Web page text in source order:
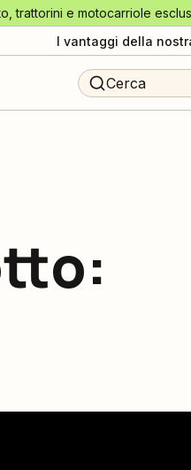
trattorini e motocarriole
I vantaggi della
Cerca